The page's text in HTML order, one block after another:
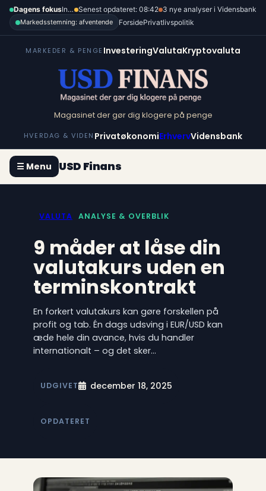
Spring
indhold
Dagens fokus Inflation, renter og dollar Senest opdateret: 08:42 3 nye analyser i Vidensbank
Markedsstemning: afventende ForsidePrivatlivspolitik
MARKEDER & PENGE InvesteringValutaKryptovaluta
Magasinet der gør dig klogere på penge
HVERDAG & VIDEN PrivatøkonomiErhvervVidensbank
☰ Menu USD Finans
VALUTA ANALYSE & OVERBLIK
9 måder at låse din
valutakurs uden en
terminskontrakt
En forkert valutakurs kan gøre forskellen på
profit og tab. Én dags udsving i EUR/USD kan
æde hele din avance, hvis du handler
internationalt – og det sker…
UDGIVET december 18, 2025
OPDATERET